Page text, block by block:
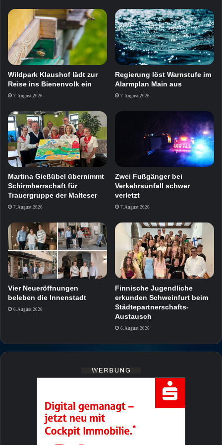
Wildpark Klaushof lädt zur
Reise ins Bienenvolk ein
7. August 2026
Regierung löst Warnstufe im
Alarmplan Main aus
7. August 2026
Martina Gießübel übernimmt
Schirmherrschaft für
Trauergruppe der Malteser
7. August 2026
Zwei Fußgänger bei
Verkehrsunfall schwer
verletzt
7. August 2026
Vier Neueröffnungen
beleben die Innenstadt
6. August 2026
Finnische Jugendliche
erkunden Schweinfurt beim
Städtepartnerschafts-
Austausch
6. August 2026